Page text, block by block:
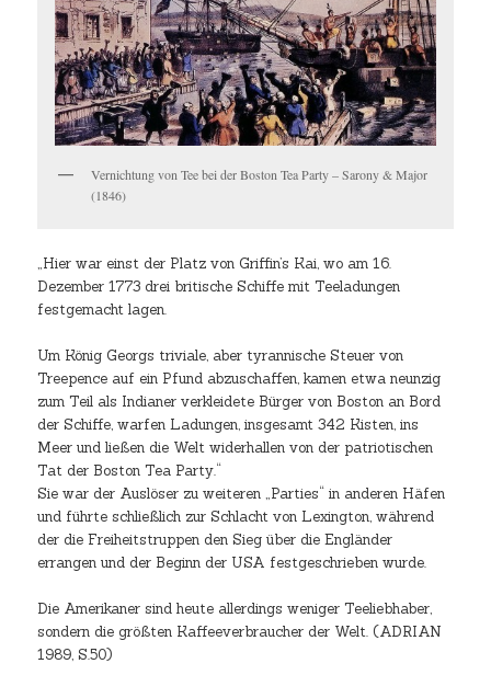
Vernichtung von Tee bei der Boston Tea Party – Sarony & Major
(1846)
„Hier war einst der Platz von Griffin’s Kai, wo am 16.
Dezember 1773 drei britische Schiffe mit Teeladungen
festgemacht lagen.
Um König Georgs triviale, aber tyrannische Steuer von
Treepence auf ein Pfund abzuschaffen, kamen etwa neunzig
zum Teil als Indianer verkleidete Bürger von Boston an Bord
der Schiffe, warfen Ladungen, insgesamt 342 Kisten, ins
Meer und ließen die Welt widerhallen von der patriotischen
Tat der Boston Tea Party.“
Sie war der Auslöser zu weiteren „Parties“ in anderen Häfen
und führte schließlich zur Schlacht von Lexington, während
der die Freiheitstruppen den Sieg über die Engländer
errangen und der Beginn der USA festgeschrieben wurde.
Die Amerikaner sind heute allerdings weniger Teeliebhaber,
sondern die größten Kaffeeverbraucher der Welt. (ADRIAN
1989, S.50)